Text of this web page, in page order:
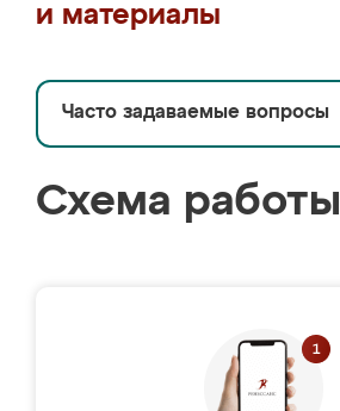
и материалы
Часто задаваемые вопросы
Схема работы